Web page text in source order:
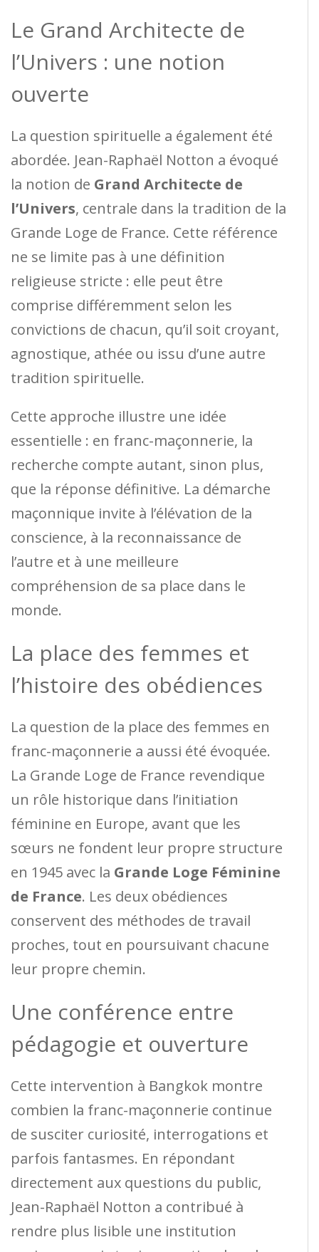
Le Grand Architecte de
l’Univers : une notion
ouverte
La question spirituelle a également été
abordée. Jean-Raphaël Notton a évoqué
la notion de Grand Architecte de
l’Univers, centrale dans la tradition de la
Grande Loge de France. Cette référence
ne se limite pas à une définition
religieuse stricte : elle peut être
comprise différemment selon les
convictions de chacun, qu’il soit croyant,
agnostique, athée ou issu d’une autre
tradition spirituelle.
Cette approche illustre une idée
essentielle : en franc-maçonnerie, la
recherche compte autant, sinon plus,
que la réponse définitive. La démarche
maçonnique invite à l’élévation de la
conscience, à la reconnaissance de
l’autre et à une meilleure
compréhension de sa place dans le
monde.
La place des femmes et
l’histoire des obédiences
La question de la place des femmes en
franc-maçonnerie a aussi été évoquée.
La Grande Loge de France revendique
un rôle historique dans l’initiation
féminine en Europe, avant que les
sœurs ne fondent leur propre structure
en 1945 avec la Grande Loge Féminine
de France. Les deux obédiences
conservent des méthodes de travail
proches, tout en poursuivant chacune
leur propre chemin.
Une conférence entre
pédagogie et ouverture
Cette intervention à Bangkok montre
combien la franc-maçonnerie continue
de susciter curiosité, interrogations et
parfois fantasmes. En répondant
directement aux questions du public,
Jean-Raphaël Notton a contribué à
rendre plus lisible une institution